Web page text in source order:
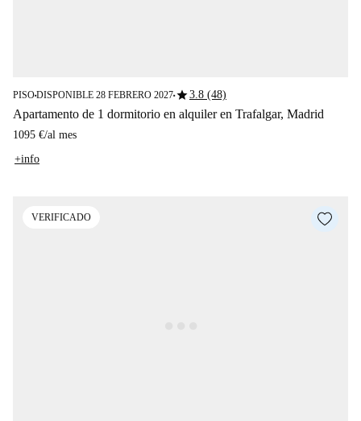
PISO■DISPONIBLE 28 FEBRERO 2027■star3.8 (48)
Apartamento de 1 dormitorio en alquiler en Trafalgar, Madrid
1095 €/al mes
+info
VERIFICADO